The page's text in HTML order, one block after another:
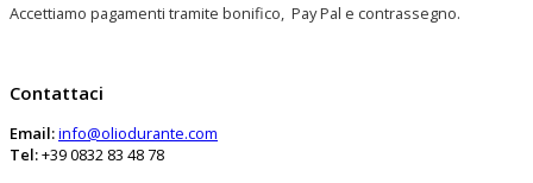
Accettiamo pagamenti tramite bonifico, Pay Pal e contrassegno.
Contattaci
Email:info@oliodurante.com
Tel:+39 0832 83 48 78